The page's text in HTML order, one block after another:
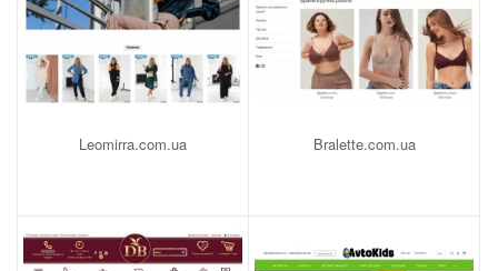
Leomirra.com.ua Bralette.com.ua